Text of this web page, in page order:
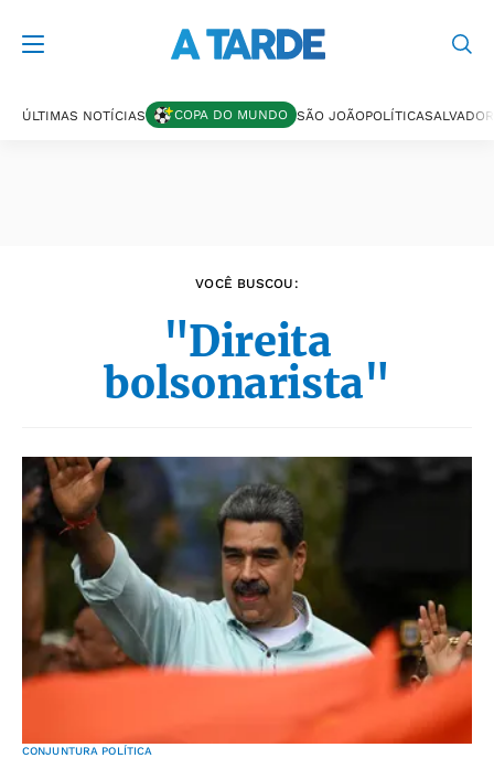
ÚLTIMAS NOTÍCIAS COPA DO MUNDO SÃO JOÃOPOLÍTICASALVADOR
VOCÊ BUSCOU:
"Direita
bolsonarista"
CONJUNTURA POLÍTICA